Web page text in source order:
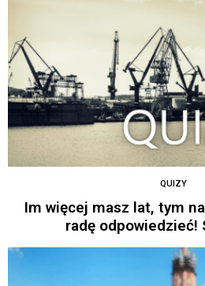
QUIZY
Im więcej masz lat, tym
radę odpowiedzieć!